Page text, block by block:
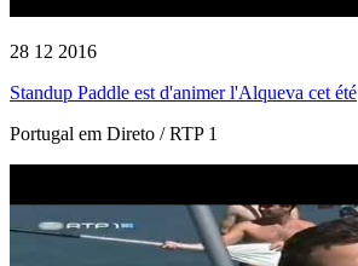
28 12 2016
Standup Paddle est d'animer l'Alqueva cet été
Portugal em Direto / RTP 1